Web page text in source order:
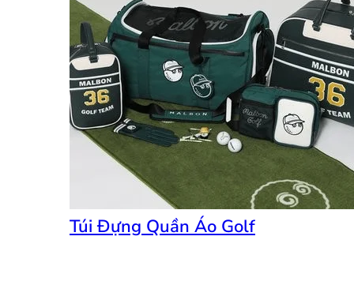
Túi Đựng Quần Áo Golf